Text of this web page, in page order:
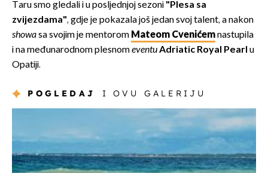
Taru smo gledali i u posljednjoj sezoni "Plesa sa
zvijezdama", gdje je pokazala još jedan svoj talent, a nakon
showasa svojim je mentorom Mateom Cvenićemnastupila
i na međunarodnom plesnomeventuAdriatic Royal Pearl u
Opatiji.
POGLEDAJ I OVU GALERIJU